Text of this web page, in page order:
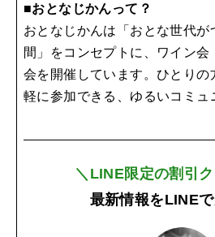
■おとなじかんって？
おとなじかんは「おとな世代が
間」をコンセプトに、ワイン
会を開催しています。ひとりの
軽に参加できる、ゆるいコミュ
＼LINE限定の割引
最新情報をLINE